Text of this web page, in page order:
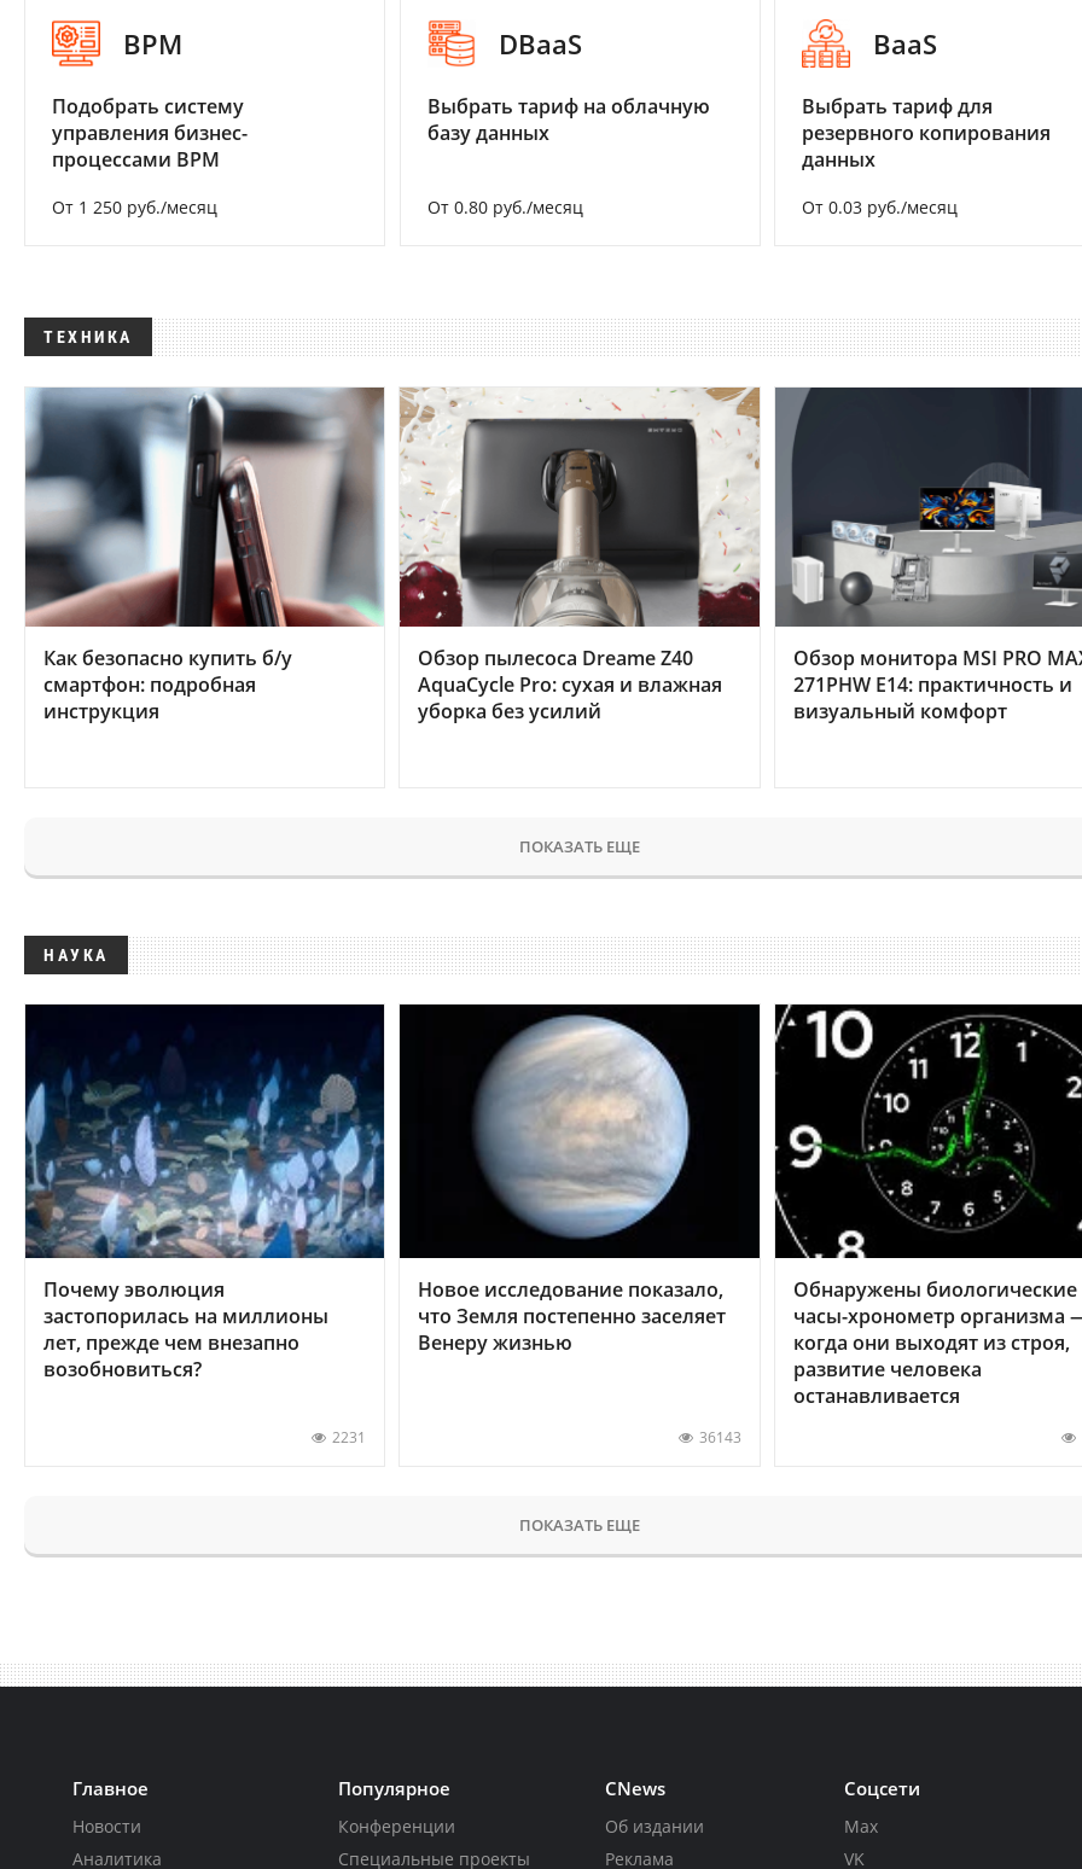
BPM
Подобрать систему
управления бизнес-
процессами BPM
От 1 250 руб./месяц
DBaaS
Выбрать тариф на облачную
базу данных
От 0.80 руб./месяц
BaaS
Выбрать тариф для
резервного копирования
данных
От 0.03 руб./месяц
ТЕХНИКА
Как безопасно купить б/у
смартфон: подробная
инструкция
Обзор пылесоса Dreame Z40
AquaCycle Pro: сухая и влажная
уборка без усилий
Обзор монитора MSI PRO
271PHW E14: практичность и
визуальный комфорт
ПОКАЗАТЬ ЕЩЕ
НАУКА
Почему эволюция
застопорилась на миллионы
лет, прежде чем внезапно
возобновиться?
2231
Новое исследование показало,
что Земля постепенно заселяет
Венеру жизнью
36143
Обнаружены биологические
часы-хронометр организма
когда они выходят из строя,
развитие человека
останавливается
ПОКАЗАТЬ ЕЩЕ
Главное
Новости
Аналитика
Популярное
Конференции
Специальные проекты
CNews
Об издании
Реклама
Соцсети
Max
VK